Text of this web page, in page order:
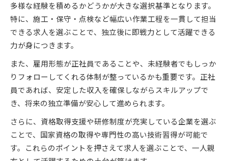
多様な経験を積めるかどうかが大きな選択基準となります。
特に、施工・保守・点検など幅広い作業工程を一貫して担当
できる求人を選ぶことで、独立後に即戦力として活躍できる
力が身につきます。
また、雇用形態が正社員であることや、未経験者でもしっか
りフォローしてくれる体制が整っているかも重要です。正社
員であれば、安定した収入を確保しながらスキルアップで
き、将来の独立準備が安心して進められます。
さらに、資格取得支援や研修制度が充実している企業を選ぶ
ことで、国家資格の取得や専門性の高い技術習得が可能で
す。これらのポイントを押さえて求人を選ぶことで、一人親